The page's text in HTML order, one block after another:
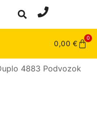
0,00 €
0
4883 Podvozok